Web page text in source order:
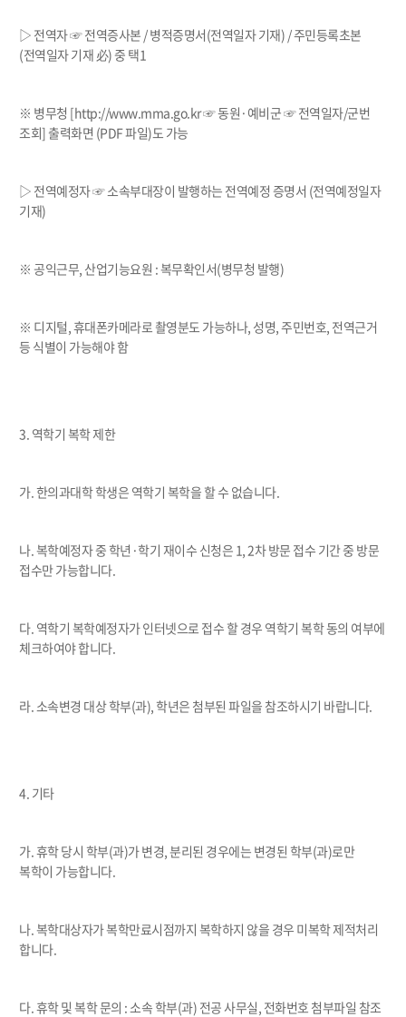
▷ 전역자☞전역증사본 /병적증명서(전역일자 기재) /주민등록초본
(전역일자 기재 必)중 택1
※ 병무청 [http://www.mma.go.kr☞동원 · 예비군☞전역일자/군번
조회]출력화면 (PDF파일)도 가능
▷ 전역예정자☞소속부대장이 발행하는 전역예정 증명서 (전역예정일자
기재)
※ 공익근무 산업기능요원 :복무확인서(병무청 발행)
※ 디지털 휴대폰카메라로 촬영분도 가능하나, 성명 ,주민번호 전역근거
등 식별이 가능해야 함
3. 역학기 복학 제한
가. 한의과대학 학생은 역학기 복학을 할 수 없습니다.
나. 복학예정자 중 학년 ·학기 재이수 신청은 1, 2차 방문 접수 기간 중 방문
접수만 가능합니다.
다. 역학기 복학예정자가 인터넷으로 접수 할 경우 역학기 복학 동의 여부에
체크하여야 합니다.
라. 소속변경 대상 학부(과),학년은 첨부된 파일을 참조하시기 바랍니다.
4. 기타
가. 휴학 당시 학부(과)가 변경 ,분리된 경우에는 변경된 학부(과)로만
복학이 가능합니다.
나. 복학대상자가 복학만료시점까지 복학하지 않을 경우 미복학 제적처리
합니다.
다. 휴학 및 복학 문의 : 소속 학부(과) 전공 사무실 전화번호 첨부파일 참조